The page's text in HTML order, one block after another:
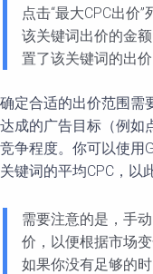
点击“最大CPC出价
该关键词出价的金
置了该关键词的出价
确定合适的出价范围需
达成的广告目标（例如
竞争程度。你可以使用
关键词的平均CPC，以
需要注意的是，手
价，以便根据市场
如果你没有足够的